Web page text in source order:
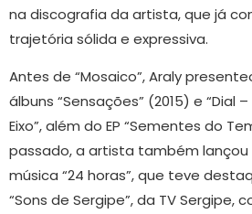
na discografia da artista, que já
trajetória sólida e expressiva.
Antes de “Mosaico”, Araly
álbuns “Sensações” (2015) e “Dial
Eixo”, além do EP “Sementes do
passado, a artista também lançou
música “24 horas”, que teve
“Sons de Sergipe”, da TV Sergipe,